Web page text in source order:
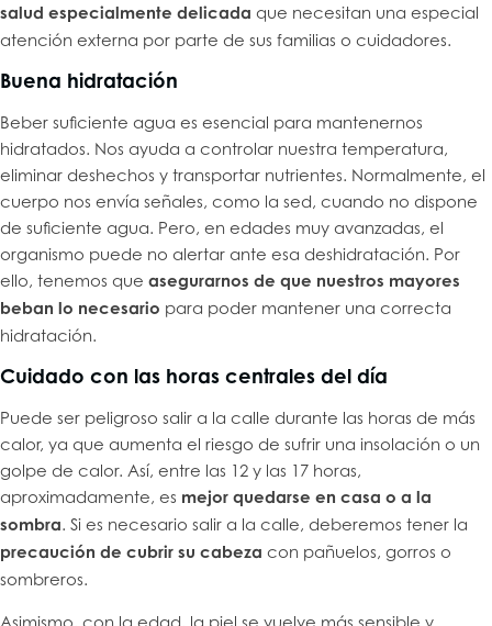
salud especialmente delicada que necesitan una especial
atención externa por parte de sus familias o cuidadores.
Buena hidratación
Beber suficiente agua es esencial para mantenernos
hidratados. Nos ayuda a controlar nuestra temperatura,
eliminar deshechos y transportar nutrientes. Normalmente, el
cuerpo nos envía señales, como la sed, cuando no dispone
de suficiente agua. Pero, en edades muy avanzadas, el
organismo puede no alertar ante esa deshidratación. Por
ello, tenemos que asegurarnos de que nuestros mayores
beban lo necesario para poder mantener una correcta
hidratación.
Cuidado con las horas centrales del día
Puede ser peligroso salir a la calle durante las horas de más
calor, ya que aumenta el riesgo de sufrir una insolación o un
golpe de calor. Así, entre las 12 y las 17 horas,
aproximadamente, es mejor quedarse en casa o a la
sombra. Si es necesario salir a la calle, deberemos tener la
precaución de cubrir su cabeza con pañuelos, gorros o
sombreros.
Asimismo, con la edad, la piel se vuelve más sensible y